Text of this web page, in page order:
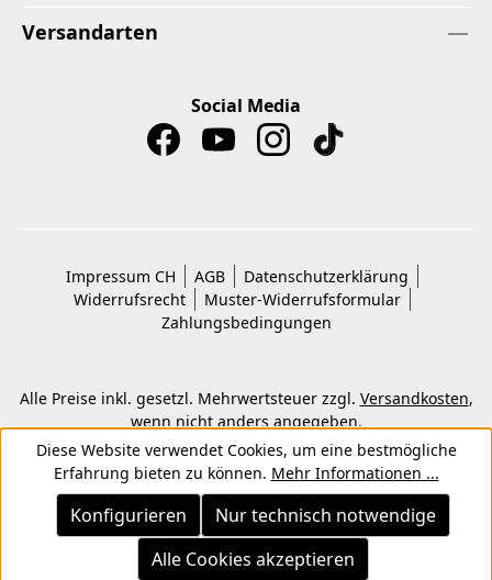
Versandarten
Social Media
Impressum CH AGB
Datenschutzerklärung
Widerrufsrecht
Muster-Widerrufsformular
Zahlungsbedingungen
Alle Preise inkl. gesetzl. Mehrwertsteuer zzgl. Versandkosten,
wenn nicht anders angegeben.
© 2026 Copyright © Kwon KG. Alle Rechte vorbehalten.
Diese Website verwendet Cookies, um eine bestmögliche
Erfahrung bieten zu können. Mehr Informationen ...
Nur technisch notwendige
Konfigurieren
Alle Cookies akzeptieren